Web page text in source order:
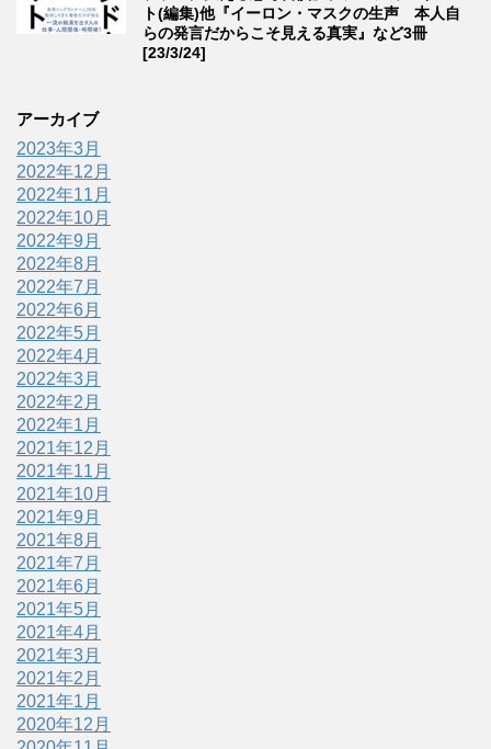
ト(編集)他『イーロン・マスクの生声 本人自
らの発言だからこそ見える真実』など3冊
[23/3/24]
アーカイブ
2023年3月
2022年12月
2022年11月
2022年10月
2022年9月
2022年8月
2022年7月
2022年6月
2022年5月
2022年4月
2022年3月
2022年2月
2022年1月
2021年12月
2021年11月
2021年10月
2021年9月
2021年8月
2021年7月
2021年6月
2021年5月
2021年4月
2021年3月
2021年2月
2021年1月
2020年12月